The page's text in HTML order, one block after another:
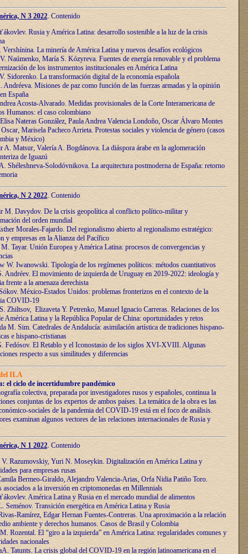
N 3 2022. Contenido
Rusia y América Latina: desarrollo sostenible a la luz de la crisis
La minería de América Latina y nuevos desafíos ecológicos
Naúmenko, María S. Kózyreva. Fuentes de energía renovable y el problema
de los instrumentos institucionales en América Latina
Sidorenko. La transformación digital de la economía española
Andréeva. Misiones de paz como función de las fuerzas armadas y la opinión
España
Acosta-Alvarado. Medidas provisionales de la Corte Interamericana de
Humanos: el caso colombiano
Nateras González, Paula Andrea Valencia Londoño, Oscar Álvaro Montes
Marisela Pacheco Arrieta. Protestas sociales y violencia de género (casos
y México)
A. Matsur, Valería A. Bogdánova. La diáspora árabe en la aglomeración
de Iguazú
Shéleshneva-Solodóvnikova. La arquitectura postmoderna de España: retorno
N 2 2022. Contenido
M. Davydov. De la crisis geopolítica al conflicto político-militar y
del orden mundial
Morales-Fajardo. Del regionalismo abierto al regionalismo estratégico:
y empresas en la Alianza del Pacífico
Tayar. Unión Europea y América Latina: procesos de convergencias y
W. Iwanowski. Tipología de los regímenes políticos: métodos cuantitativos
Andréev. El movimiento de izquierda de Uruguay en 2019-2022: ideología y
frente a la amenaza derechista
México-Estados Unidos: problemas fronterizos en el contexto de la
COVID-19
Zhiltsov, Elizaveta Y. Petrenko, Manuel Ignacio Carreras. Relaciones de los
América Latina y la República Popular de China: oportunidades y retos
M. Sim. Catedrales de Andalucía: asimilación artística de tradiciones hispano-
e hispano-cristianas
Fedósov. El Retablo y el Iconostasio de los siglos XVI-XVIII. Algunas
respecto a sus similitudes y diferencias
ILA
el ciclo de incertidumbre pandémico
colectiva, preparada por investigadores rusos y españoles, continua la
conjuntas de los expertos de ambos países. La temática de la obra es las
sociales de la pandemia del COVID-19 está en el foco de análisis.
examinan algunos vectores de las relaciones internacionales de Rusia y
N 1 2022. Contenido
Razumovskiy, Yuri N. Moseykin. Digitalización en América Latina y
para empresas rusas
Bermeo-Giraldo, Alejandro Valencia-Arias, Orfa Nidia Patiño Toro.
asociados a la inversión en criptomonedas en Millennials
América Latina y Rusia en el mercado mundial de alimentos
Seménov. Transición energética en América Latina y Rusia
Ramírez, Edgar Hernan Fuentes-Contreras. Una aproximación a la relación
ambiente y derechos humanos. Casos de Brasil y Colombia
Rozental. El “giro a la izquierda” en América Latina: regularidades comunes y
nacionales
Tatunts. La crisis global del COVID-19 en la región latinoamericana en el